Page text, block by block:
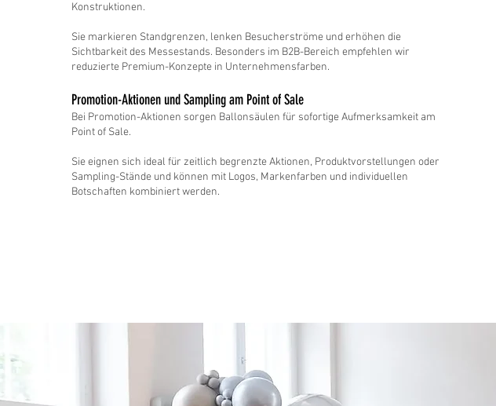
Konstruktionen.
Sie markieren Standgrenzen, lenken Besucherströme und erhöhen die
Sichtbarkeit des Messestands. Besonders im B2B-Bereich empfehlen wir
reduzierte Premium-Konzepte in Unternehmensfarben.
Promotion-Aktionen und Sampling am Point of Sale
Bei Promotion-Aktionen sorgen Ballonsäulen für sofortige Aufmerksamkeit am
Point of Sale.
Sie eignen sich ideal für zeitlich begrenzte Aktionen, Produktvorstellungen oder
Sampling-Stände und können mit Logos, Markenfarben und individuellen
Botschaften kombiniert werden.